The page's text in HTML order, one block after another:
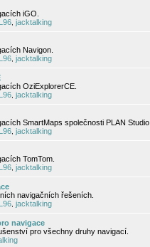
iGO.
jacktalking
Navigon.
jacktalking
OziExplorerCE.
jacktalking
SmartMaps společnosti PLAN Studio.
jacktalking
TomTom.
jacktalking
navigačních řešeních.
jacktalking
navigace
pro všechny druhy navigací.